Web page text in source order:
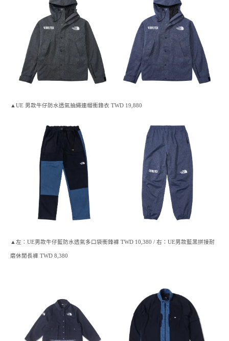
▲UE 男款牛仔防水透氣抽繩連帽衝鋒衣 TWD 19,880
▲左：UE男款牛仔藍防水透氣多口袋衝鋒褲 TWD 10,380 / 右：UE男款藍黑拼接耐
磨休閒長褲 TWD 8,380